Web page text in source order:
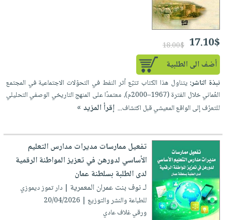
17.10$
18.00$
أضف الى الطلبية
نبذة الناشر: يتناول هذا الكتاب تتبّع أثر النفط في التحوّلات الاجتماعية في المجتمع
العُماني خلال الفترة (1967–2000م)، معتمدًا على المنهج التاريخي الوصفي التحليلي
للتعرّف إلى الواقع المعيشي قبل اكتشاف... إقرأ المزيد »
تفعيل ممارسات مديرات مدارس التعليم
الأساسي لدورهن في تعزيز المواطنة الرقمية
لدى الطلبة بسلطنة عمان
لـ نوف بنت عمران المعمرية | دار تموز ديموزي
للطباعة والنشر والتوزيع | 20/04/2026
ورقي غلاف عادي